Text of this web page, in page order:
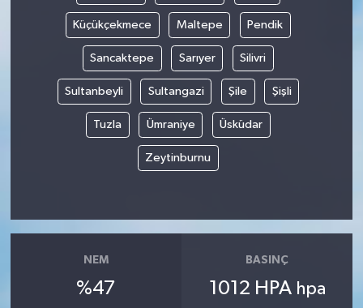
Küçükçekmece Maltepe Pendik
Sancaktepe Sarıyer Silivri
Sultanbeyli Sultangazi Şile Şişli
Tuzla Ümraniye Üsküdar
Zeytinburnu
NEM
%47
BASINÇ
1012 HPA hpa